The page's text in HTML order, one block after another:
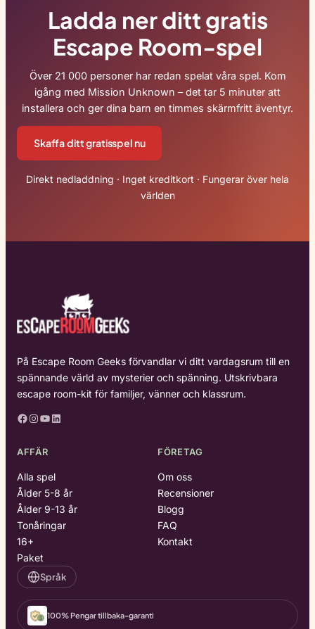
Ladda ner ditt gratis
Escape Room-spel
Över 21 000 personer har redan spelat våra spel. Kom
igång med Mission Unknown – det tar 5 minuter att
installera och ger dina barn en timmes skärmfritt äventyr.
Skaffa ditt gratisspel nu
Direkt nedladdning · Inget kreditkort · Fungerar över hela
världen
På Escape Room Geeks förvandlar vi ditt vardagsrum till en
spännande värld av mysterier och spänning. Utskrivbara
escape room-kit för familjer, vänner och klassrum.
Facebook Instagram YouTube LinkedIn
AFFÄR
Alla spel
Ålder 5-8 år
Ålder 9-13 år
Tonåringar
16+
Paket
FÖRETAG
Om oss
Recensioner
Blogg
FAQ
Kontakt
Språk
100% Pengar tillbaka-garanti